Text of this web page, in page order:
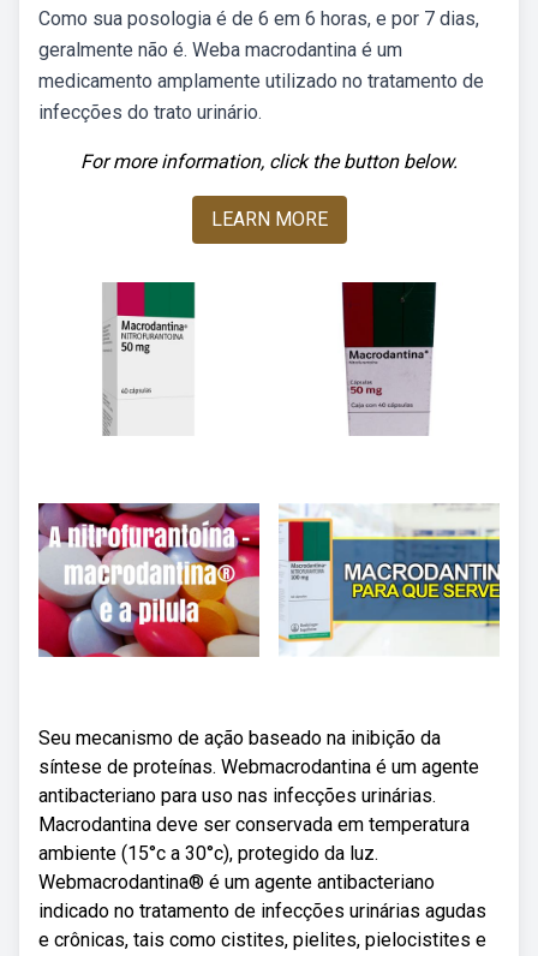
Como sua posologia é de 6 em 6 horas, e por 7 dias,
geralmente não é. Weba macrodantina é um
medicamento amplamente utilizado no tratamento de
infecções do trato urinário.
For more information, click the button below.
LEARN MORE
Seu mecanismo de ação baseado na inibição da
síntese de proteínas. Webmacrodantina é um agente
antibacteriano para uso nas infecções urinárias.
Macrodantina deve ser conservada em temperatura
ambiente (15°c a 30°c), protegido da luz.
Webmacrodantina® é um agente antibacteriano
indicado no tratamento de infecções urinárias agudas
e crônicas, tais como cistites, pielites, pielocistites e